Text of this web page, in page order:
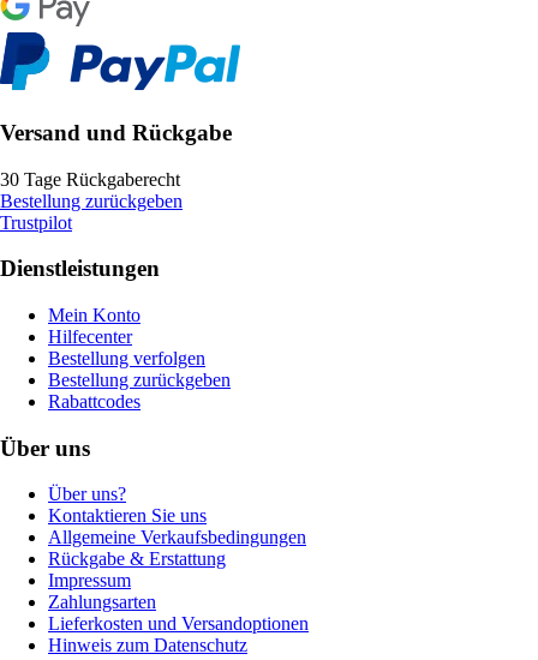
Versand und Rückgabe
30 Tage Rückgaberecht
Bestellung zurückgeben
Trustpilot
Dienstleistungen
Mein Konto
Hilfecenter
Bestellung verfolgen
Bestellung zurückgeben
Rabattcodes
Über uns
Über uns?
Kontaktieren Sie uns
Allgemeine Verkaufsbedingungen
Rückgabe & Erstattung
Impressum
Zahlungsarten
Lieferkosten und Versandoptionen
Hinweis zum Datenschutz